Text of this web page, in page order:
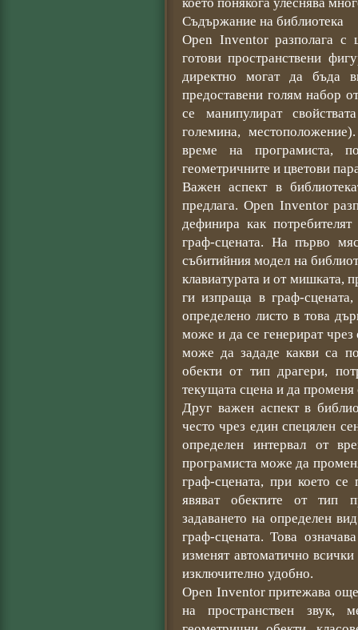
Съдържание на библиотека
Open Inventor разполага с
готови пространствени
директно могат да бъда
предоставени голям набор
се манипулират
големина,
време на програмиста,
геометричните и цветови
Важен аспект в
предлага. Open Inventor
дефинира как
граф-сцената. На първо
събитийния модел на
клавиатурата и от мишката,
ги изпраща в граф-
определено листо в това
може и да се генерират чрез
може да зададе какви са
обекти от тип драгери,
текущата сцена и да променя
Друг важен аспект в
често чрез един спецялен
определен интервал от
програмиста може да
граф-сцената, при което
явяват обектите от тип
задаването на определен
граф-сцената. Това
изменят автоматично
изключително удобно.
Open Inventor притежава
на пространствен звук,